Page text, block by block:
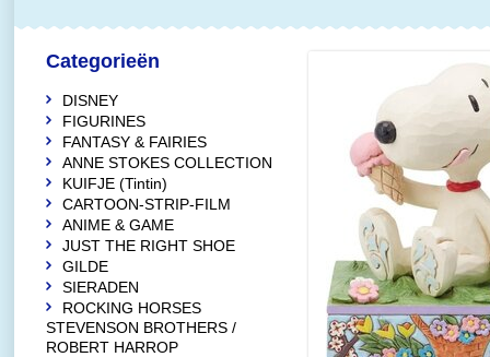
Categorieën
DISNEY
FIGURINES
FANTASY & FAIRIES
ANNE STOKES COLLECTION
KUIFJE (Tintin)
CARTOON-STRIP-FILM
ANIME & GAME
JUST THE RIGHT SHOE
GILDE
SIERADEN
ROCKING HORSES
STEVENSON BROTHERS /
ROBERT HARROP